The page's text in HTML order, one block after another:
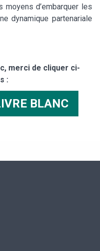
moyens d’embarquer les
dynamique partenariale
merci de cliquer ci-
:
BLANC